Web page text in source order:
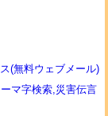
(無料ウェブメール)
マ字検索,災害伝言